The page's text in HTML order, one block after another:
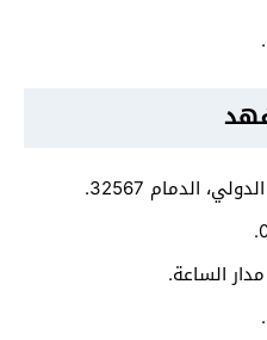
.
الدمام 32567.
الساعة.
.